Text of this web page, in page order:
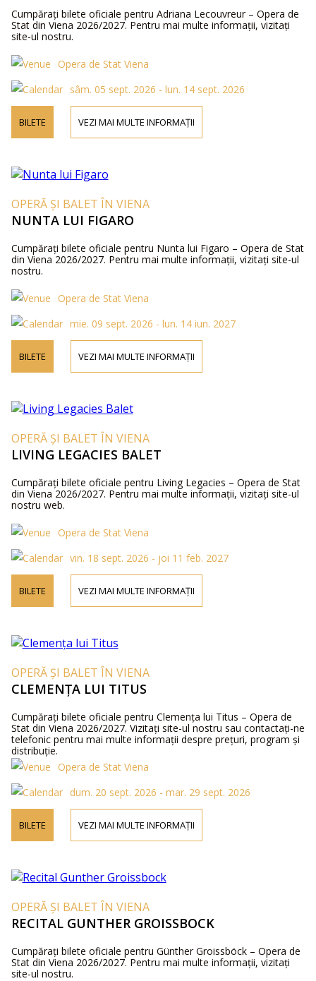
Cumpărați bilete oficiale pentru Adriana Lecouvreur – Opera de
Stat din Viena 2026/2027. Pentru mai multe informații, vizitați
site-ul nostru.
Opera de Stat Viena
sâm. 05 sept. 2026 - lun. 14 sept. 2026
BILETE VEZI MAI MULTE INFORMAȚII
OPERĂ ȘI BALET ÎN VIENA
NUNTA LUI FIGARO
Cumpărați bilete oficiale pentru Nunta lui Figaro – Opera de Stat
din Viena 2026/2027. Pentru mai multe informații, vizitați site-ul
nostru.
Opera de Stat Viena
mie. 09 sept. 2026 - lun. 14 iun. 2027
BILETE VEZI MAI MULTE INFORMAȚII
OPERĂ ȘI BALET ÎN VIENA
LIVING LEGACIES BALET
Cumpărați bilete oficiale pentru Living Legacies – Opera de Stat
din Viena 2026/2027. Pentru mai multe informații, vizitați site-ul
nostru web.
Opera de Stat Viena
vin. 18 sept. 2026 - joi 11 feb. 2027
BILETE VEZI MAI MULTE INFORMAȚII
OPERĂ ȘI BALET ÎN VIENA
CLEMENȚA LUI TITUS
Cumpărați bilete oficiale pentru Clemența lui Titus – Opera de
Stat din Viena 2026/2027. Vizitați site-ul nostru sau contactați-ne
telefonic pentru mai multe informații despre prețuri, program și
distribuție.
Opera de Stat Viena
dum. 20 sept. 2026 - mar. 29 sept. 2026
BILETE VEZI MAI MULTE INFORMAȚII
OPERĂ ȘI BALET ÎN VIENA
RECITAL GUNTHER GROISSBOCK
Cumpărați bilete oficiale pentru Günther Groissböck – Opera de
Stat din Viena 2026/2027. Pentru mai multe informații, vizitați
site-ul nostru.